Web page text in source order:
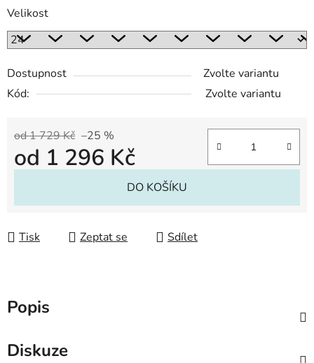
Velikost
Dostupnost
Zvolte variantu
Kód:
Zvolte variantu
od 1 729 Kč –25 %
od 1 296 Kč
DO KOŠÍKU
Tisk Zeptat se Sdílet
Popis
Diskuze